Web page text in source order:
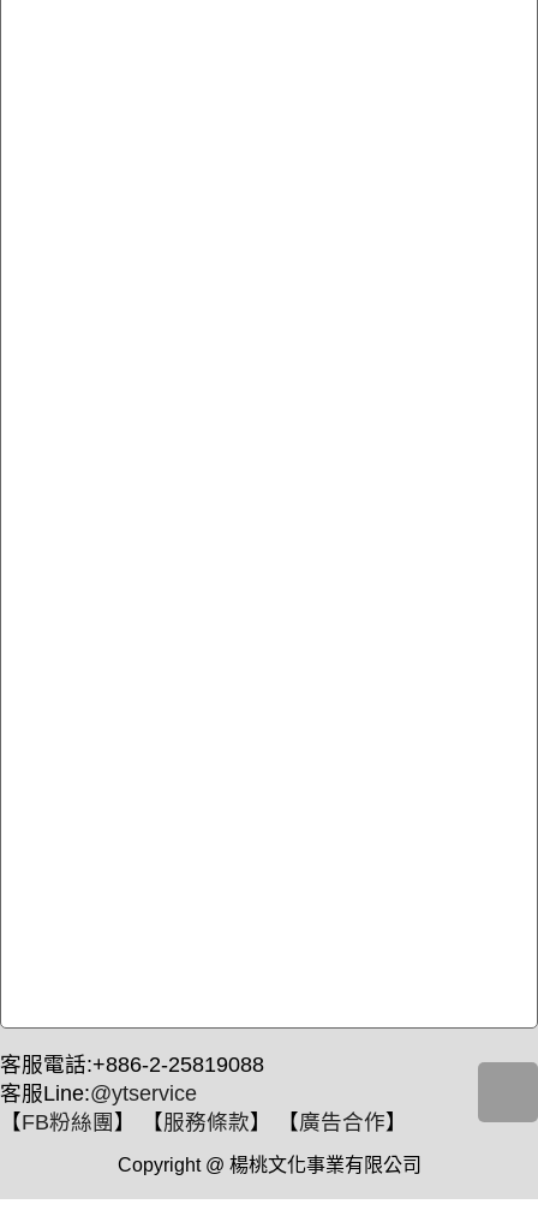
客服電話:+886-2-25819088
客服Line:@ytservice
【FB粉絲團 】 【服務條款】 【廣告合作】
Copyright @ 楊桃文化事業有限公司